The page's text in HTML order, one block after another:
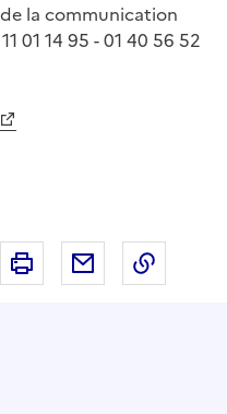
la communication
01 14 95 - 01 40 56 52
Imprimer Courriel